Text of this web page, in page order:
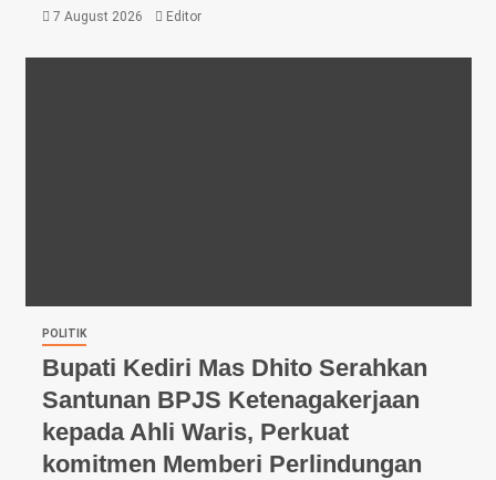
7 August 2026 Editor
POLITIK
Bupati Kediri Mas Dhito Serahkan
Santunan BPJS Ketenagakerjaan
kepada Ahli Waris, Perkuat
komitmen Memberi Perlindungan